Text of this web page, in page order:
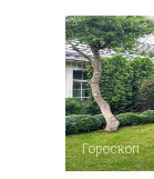
Гороскоп